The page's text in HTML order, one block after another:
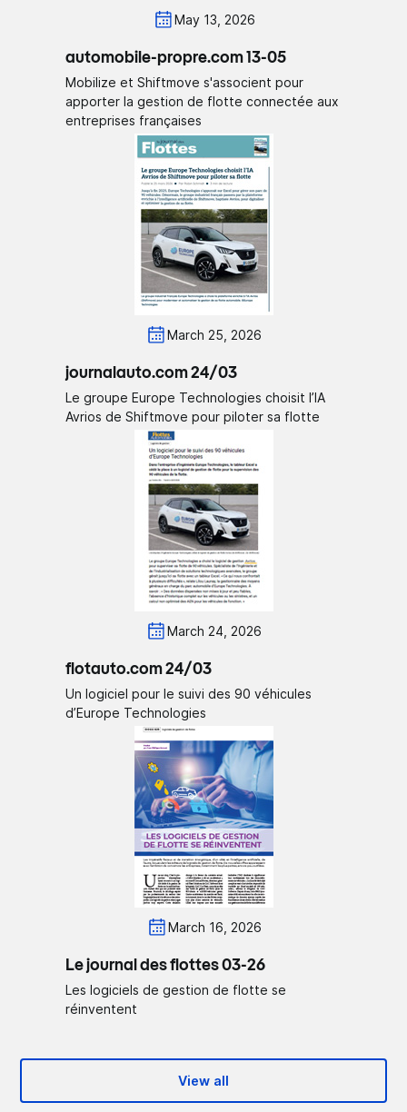
May 13, 2026
automobile-propre.com 13-05
Mobilize et Shiftmove s'associent pour
apporter la gestion de flotte connectée aux
entreprises françaises
March 25, 2026
journalauto.com 24/03
Le groupe Europe Technologies choisit l’IA
Avrios de Shiftmove pour piloter sa flotte
March 24, 2026
flotauto.com 24/03
Un logiciel pour le suivi des 90 véhicules
d’Europe Technologies
March 16, 2026
Le journal des flottes 03-26
Les logiciels de gestion de flotte se
réinventent
View all